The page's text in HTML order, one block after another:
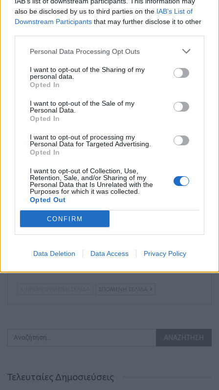
also be disclosed by us to third parties on the IAB’s List of
Downstream Participants that may further disclose it to other
Personal Data Processing Opt Outs
I want to opt-out of the Sharing of my
personal data.
Opted In
I want to opt-out of the Sale of my
Personal Data.
Opted In
I want to opt-out of processing my
Personal Data for Targeted Advertising.
Opted In
I want to opt-out of Collection, Use,
Retention, Sale, and/or Sharing of my
Personal Data that Is Unrelated with the
Purposes for which it was collected.
Opted Out
CONFIRM
Data Deletion Data Access Privacy Policy
ΑΘΛΗΤΙΚΆ
Αντιγόνη
Ντρισμπιώτη:
Κατέκτησε το χάλκινο
μετάλλιο στα 35 χλμ
Παγκόσμιο…
ΠΟΛΙΤΙΚΉ
οπαδική βία: Τα 4+2
μέτρα Μητσοτάκη –
Κυριάκος
Μητσοτάκης: «Κάθε
σύλλογος θα έχει έναν
σύνδεσμο – Ελπίζω να
δεν κλείνει ποτέ – 40
χρόνια οπαδικές
δολοφονίες
ΕΠΌΜΕΝΗ ΣΕΛΊΔΑ
Τελευταίες Δημοσιεύσεις